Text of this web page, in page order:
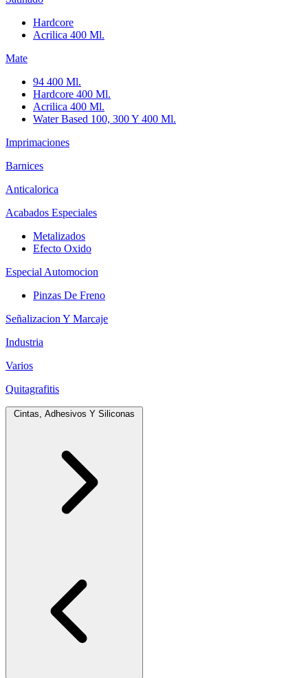
Hardcore
Acrilica 400 Ml.
Mate
94 400 Ml.
Hardcore 400 Ml.
Acrilica 400 Ml.
Water Based 100, 300 Y 400 Ml.
Imprimaciones
Barnices
Anticalorica
Acabados Especiales
Metalizados
Efecto Oxido
Especial Automocion
Pinzas De Freno
Señalizacion Y Marcaje
Industria
Varios
Quitagrafitis
Cintas, Adhesivos Y Siliconas